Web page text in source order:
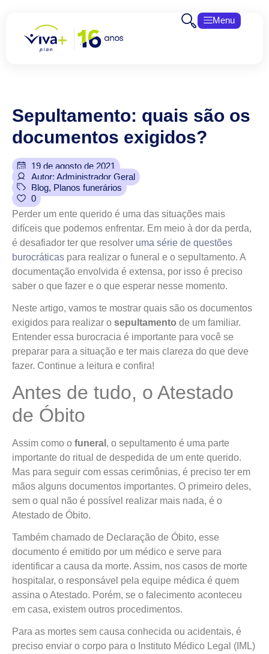
Menu
Sepultamento: quais são os
documentos exigidos?
19 de agosto de 2021
Autor: Administrador Geral
Blog, Planos funerários
0
Perder um ente querido é uma das situações mais
difíceis que podemos enfrentar. Em meio à dor da perda,
é desafiador ter que resolver uma série de questões
burocráticas para realizar o funeral e o sepultamento. A
documentação envolvida é extensa, por isso é preciso
saber o que fazer e o que esperar nesse momento.
Neste artigo, vamos te mostrar quais são os documentos
exigidos para realizar o sepultamento de um familiar.
Entender essa burocracia é importante para você se
preparar para a situação e ter mais clareza do que deve
fazer. Continue a leitura e confira!
Antes de tudo, o Atestado
de Óbito
Assim como o funeral , o sepultamento é uma parte
importante do ritual de despedida de um ente querido.
Mas para seguir com essas cerimônias, é preciso ter em
mãos alguns documentos importantes. O primeiro deles,
sem o qual não é possível realizar mais nada, é o
Atestado de Óbito.
Também chamado de Declaração de Óbito, esse
documento é emitido por um médico e serve para
identificar a causa da morte. Assim, nos casos de morte
hospitalar, o responsável pela equipe médica é quem
assina o Atestado. Porém, se o falecimento aconteceu
em casa, existem outros procedimentos.
Para as mortes sem causa conhecida ou acidentais, é
preciso enviar o corpo para o Instituto Médico Legal (IML)